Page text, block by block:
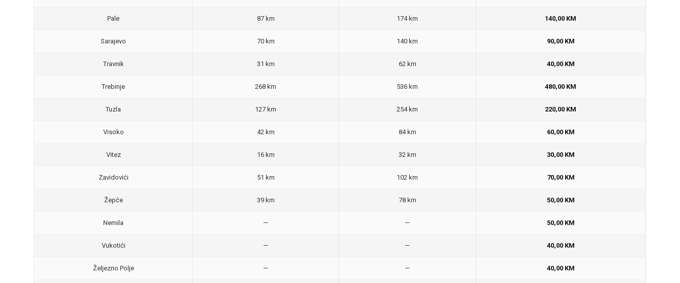
Pale 87 km 174 km 140,00 KM
Sarajevo 70 km 140 km 90,00 KM
Travnik 31 km 62 km 40,00 KM
Trebinje 268 km 536 km 480,00 KM
Tuzla 127 km 254 km 220,00 KM
Visoko 42 km 84 km 60,00 KM
Vitez 16 km 32 km 30,00 KM
Zavidovići 51 km 102 km 70,00 KM
Žepče 39 km 78 km 50,00 KM
Nemila — — 50,00 KM
Vukotići — — 40,00 KM
Željezno Polje — — 40,00 KM